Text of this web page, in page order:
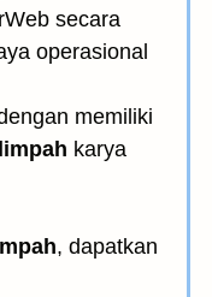
secara
operasional
memiliki
karya
, dapatkan